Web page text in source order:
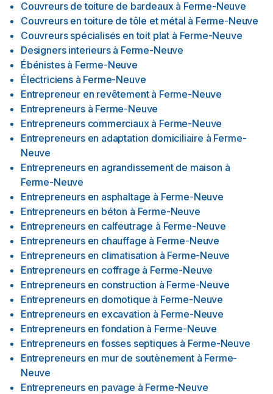
Couvreurs de toiture de bardeaux à Ferme-Neuve
Couvreurs en toiture de tôle et métal à Ferme-Neuve
Couvreurs spécialisés en toit plat à Ferme-Neuve
Designers interieurs à Ferme-Neuve
Ébénistes à Ferme-Neuve
Électriciens à Ferme-Neuve
Entrepreneur en revêtement à Ferme-Neuve
Entrepreneurs à Ferme-Neuve
Entrepreneurs commerciaux à Ferme-Neuve
Entrepreneurs en adaptation domiciliaire à Ferme-
Neuve
Entrepreneurs en agrandissement de maison à
Ferme-Neuve
Entrepreneurs en asphaltage à Ferme-Neuve
Entrepreneurs en béton à Ferme-Neuve
Entrepreneurs en calfeutrage à Ferme-Neuve
Entrepreneurs en chauffage à Ferme-Neuve
Entrepreneurs en climatisation à Ferme-Neuve
Entrepreneurs en coffrage à Ferme-Neuve
Entrepreneurs en construction à Ferme-Neuve
Entrepreneurs en domotique à Ferme-Neuve
Entrepreneurs en excavation à Ferme-Neuve
Entrepreneurs en fondation à Ferme-Neuve
Entrepreneurs en fosses septiques à Ferme-Neuve
Entrepreneurs en mur de soutènement à Ferme-
Neuve
Entrepreneurs en pavage à Ferme-Neuve